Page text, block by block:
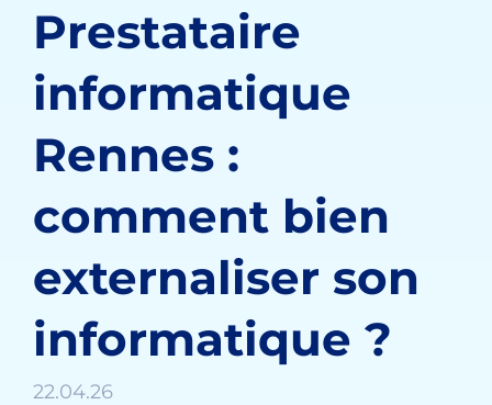
Prestataire
informatique
Rennes :
comment bien
externaliser son
informatique ?
22.04.26